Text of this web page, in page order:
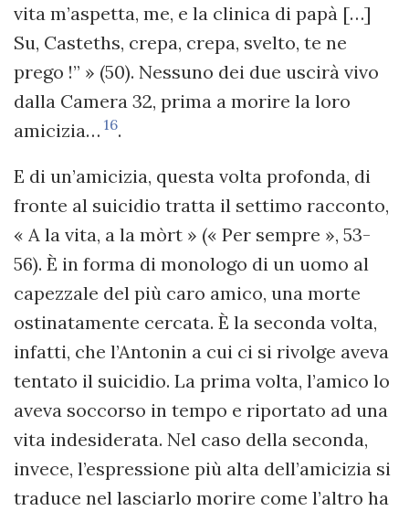
vita m’aspetta, me, e la clinica di papà […]
Su, Casteths, crepa, crepa, svelto, te ne
prego !” » (50). Nessuno dei due uscirà vivo
dalla Camera 32, prima a morire la loro
amicizia… 16.
E di un’amicizia, questa volta profonda, di
fronte al suicidio tratta il settimo racconto,
« A la vita, a la mòrt » (« Per sempre », 53-
56). È in forma di monologo di un uomo al
capezzale del più caro amico, una morte
ostinatamente cercata. È la seconda volta,
infatti, che l’Antonin a cui ci si rivolge aveva
tentato il suicidio. La prima volta, l’amico lo
aveva soccorso in tempo e riportato ad una
vita indesiderata. Nel caso della seconda,
invece, l’espressione più alta dell’amicizia si
traduce nel lasciarlo morire come l’altro ha